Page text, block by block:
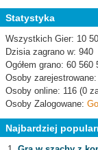
Statystyka
Wszystkich Gier: 10
Dzisia zagrano w: 940
Ogółem grano: 60 560
Osoby
Osoby online: 116 (0
Osoby Zalogowane:
Najbardziej